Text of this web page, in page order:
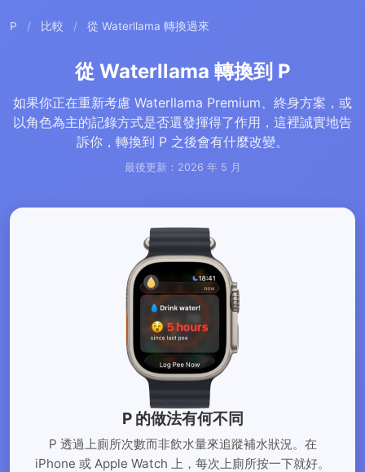
P / 比較 / 從 Waterllama 轉換過來
從 Waterllama 轉換到 P
如果你正在重新考慮 Waterllama Premium、終身方案，或
以角色為主的記錄方式是否還發揮得了作用，這裡誠實地告
訴你，轉換到 P 之後會有什麼改變。
最後更新：2026 年 5 月
P 的做法有何不同
P 透過上廁所次數而非飲水量來追蹤補水狀況。在
iPhone 或 Apple Watch 上，每次上廁所按一下就好。